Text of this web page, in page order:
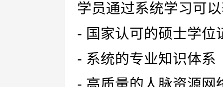
学员通过系统学习可
- 国家认可的硕士学位
- 系统的专业知识体系